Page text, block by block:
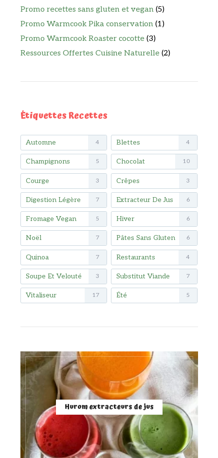
Promo recettes sans gluten et vegan (5)
Promo Warmcook Pika conservation (1)
Promo Warmcook Roaster cocotte (3)
Ressources Offertes Cuisine Naturelle (2)
Étiquettes Recettes
Automne 4 Blettes 4
Champignons 5 Chocolat 10
Courge 3 Crêpes 3
Digestion Légère 7 Extracteur De Jus 6
Fromage Vegan 5 Hiver 6
Noël 7 Pâtes Sans Gluten 6
Quinoa 7 Restaurants 4
Soupe Et Velouté 3 Substitut Viande 7
Vitaliseur 17 Été 5
Hurom extracteurs de jus